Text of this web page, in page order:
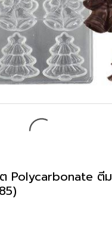
Polycarbonate ตีม